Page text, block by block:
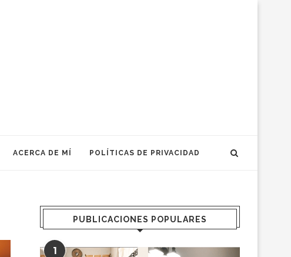
ACERCA DE MÍ POLÍTICAS DE PRIVACIDAD
PUBLICACIONES POPULARES
1